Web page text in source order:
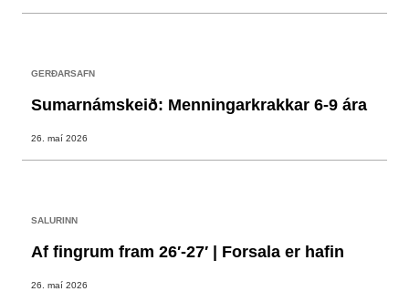
GERÐARSAFN
Sumarnámskeið: Menningarkrakkar 6-9 ára
26. maí 2026
SALURINN
Af fingrum fram 26′-27′ | Forsala er hafin
26. maí 2026